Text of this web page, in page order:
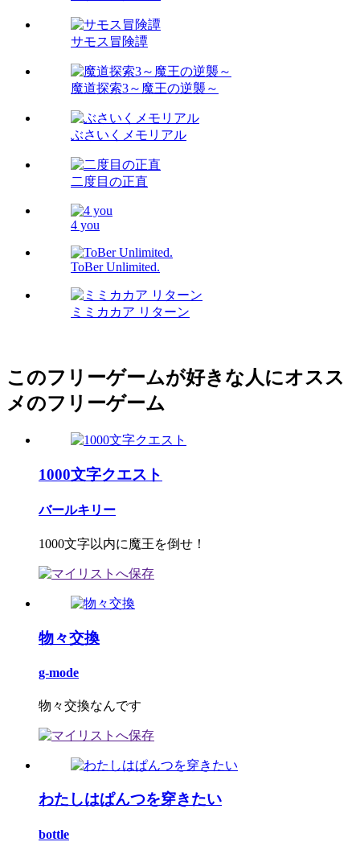
サモス冒険譚
魔道探索3～魔王の逆襲～
ぶさいくメモリアル
二度目の正直
4 you
ToBer Unlimited.
ミミカカア リターン
このフリーゲームが好きな人にオスス
メのフリーゲーム
1000文字クエスト
バールキリー
1000文字以内に魔王を倒せ！
物々交換
g-mode
物々交換なんです
わたしはぱんつを穿きたい
bottle